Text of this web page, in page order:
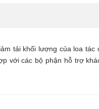
tải khối lượng của loa tác
với các bộ phận hỗ trợ